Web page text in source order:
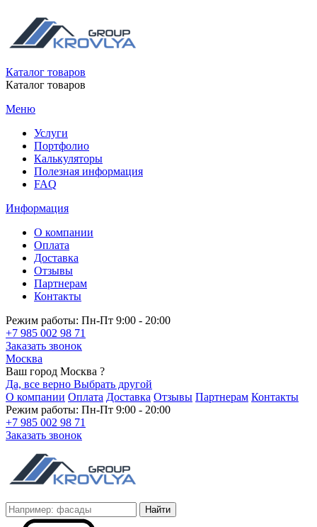
Каталог товаров
Каталог товаров
Меню
Услуги
Портфолио
Калькуляторы
Полезная информация
FAQ
Информация
О компании
Оплата
Доставка
Отзывы
Партнерам
Контакты
Режим работы: Пн-Пт 9:00 - 20:00
+7 985 002 98 71
Заказать звонок
Москва
Ваш город Москва ?
Да, все верно Выбрать другой
О компании Оплата Доставка Отзывы Партнерам Контакты
Режим работы: Пн-Пт 9:00 - 20:00
+7 985 002 98 71
Заказать звонок
Найти